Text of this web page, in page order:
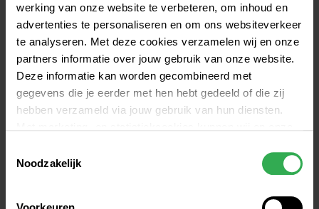
werking van onze website te verbeteren, om inhoud en
advertenties te personaliseren en om ons websiteverkeer
te analyseren. Met deze cookies verzamelen wij en onze
partners informatie over jouw gebruik van onze website.
Deze informatie kan worden gecombineerd met
gegevens die je eerder met hen hebt gedeeld of die zij
hebben verzameld via jouw gebruik van hun diensten.
onze website aan de hand van unieke identificatoren,
zoals je IP-adres. Hiermee stellen we een profiel op om
advertenties beter af te stemmen op jouw voorkeuren.
Noodzakelijk
Ook handig: je rit direct in je
agenda
vanuit je reserveringsbevestiging in je agenda te
reserveringsbevestiging ontvangt via email of app-